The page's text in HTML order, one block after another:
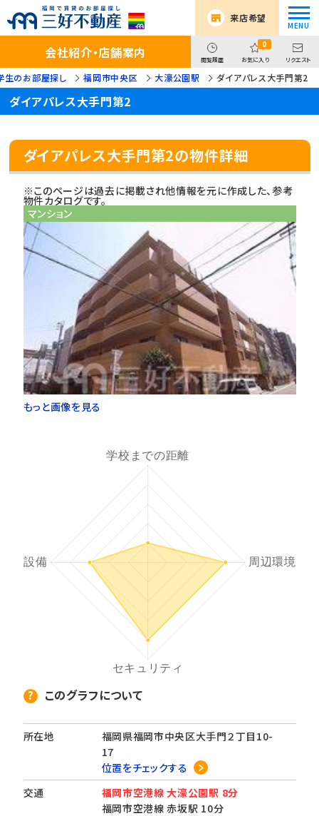
来店希望
会社紹介・店舗案内 閲覧履歴
0
お気に入り リクエスト
生のお部屋探し 福岡市中央区 大濠公園駅 ダイアパレス大手門第2
ダイアパレス大手門第2
ダイアパレス大手門第2の物件詳細
※このページは過去に掲載され他情報を元に作成した、参考
物件カタログです。
マンション
もっと画像を見る
このグラフについて
所在地
福岡県福岡市中央区大手門２丁目10-
17
位置をチェックする
交通
福岡市空港線 大濠公園駅 8分
福岡市空港線 赤坂駅 10分